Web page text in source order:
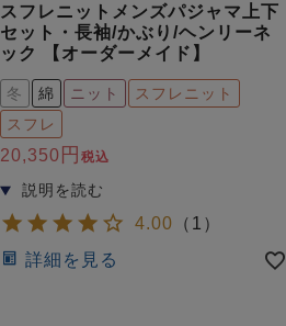
スフレニットメンズパジャマ上下
セット・長袖/かぶり/ヘンリーネ
ック 【オーダーメイド】
冬 綿 ニット
スフレニット
スフレ
20,350 税込
4.00 （ 1 ）
詳細を見る